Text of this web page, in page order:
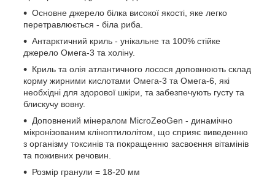
Основне джерело білка високої якості, яке легко
перетравлюється - біла риба.
Антарктичний криль - унікальне та 100% стійке
джерело Омега-3 та холіну.
Криль та олія атлантичного лосося доповнюють склад
корму жирними кислотами Омега-3 та Омега-6, які
необхідні для здорової шкіри, та забезпечують густу та
блискучу вовну.
Доповнений мінералом MicroZeoGen - динамічно
мікронізованим кліноптилолітом, що сприяє виведенню
з організму токсинів та покращенню засвоєння вітамінів
та поживних речовин.
Розмір гранули = 18-20 мм